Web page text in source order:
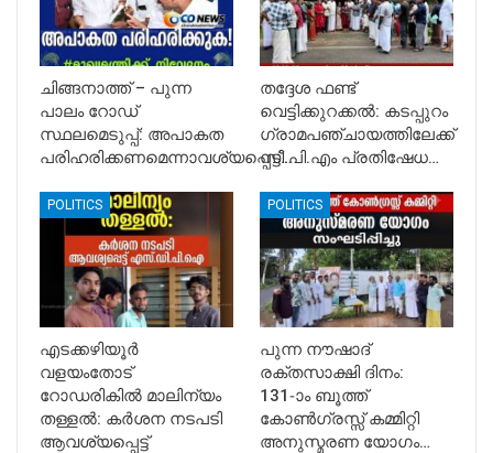
ചിങ്ങനാത്ത് – പുന്ന
പാലം റോഡ്
സ്ഥലമെടുപ്പ്: അപാകത
പരിഹരിക്കണമെന്നാവശ്യപ്പെട്ട്…
തദ്ദേശ ഫണ്ട്
വെട്ടിക്കുറക്കൽ: കടപ്പുറം
ഗ്രാമപഞ്ചായത്തിലേക്ക്
സി.പി.എം പ്രതിഷേധ…
POLITICS
എടക്കഴിയൂർ
വളയംതോട്
റോഡരികിൽ മാലിന്യം
തള്ളൽ: കർശന നടപടി
ആവശ്യപ്പെട്ട്
POLITICS
പുന്ന നൗഷാദ്
രക്തസാക്ഷി ദിനം:
131-ാം ബൂത്ത്
കോൺഗ്രസ്സ് കമ്മിറ്റി
അനുസ്മരണ യോഗം…